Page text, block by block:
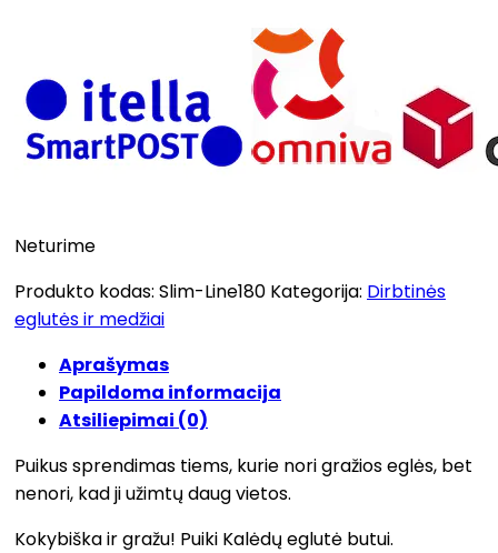
Neturime
Produkto kodas: Slim-Line180 Kategorija: Dirbtinės
eglutės ir medžiai
Aprašymas
Papildoma informacija
Atsiliepimai (0)
Puikus sprendimas tiems, kurie nori gražios eglės, bet
nenori, kad ji užimtų daug vietos.
Kokybiška ir gražu! Puiki Kalėdų eglutė butui.